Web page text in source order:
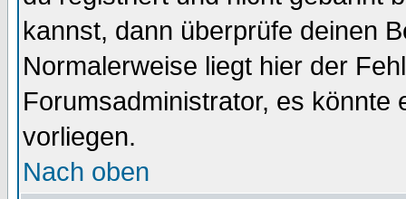
kannst, dann überprüfe deinen
Normalerweise liegt hier der
Forumsadministrator, es könnte
vorliegen.
Nach oben